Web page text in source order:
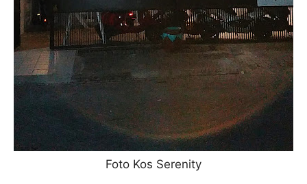
Foto Kos Serenity